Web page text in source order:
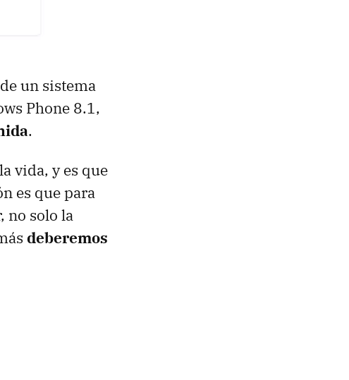
un sistema
Phone 8.1,
.
vida, y es que
es que para
no solo la
deberemos